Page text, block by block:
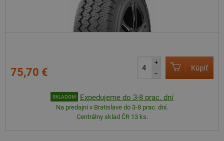
75,70 €
+
–
Kúpiť
SKLADOM Expedujeme do 3-8 prac. dní
Na predajni v Bratislave do 3-8 prac. dní.
Centrálny sklad ČR 13 ks.